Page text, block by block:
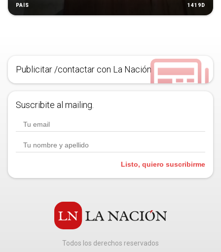
PAÍS 1419D
Publicitar /contactar con La Nación
Suscribite al mailing.
Listo, quiero suscribirme
Todos los derechos reservados